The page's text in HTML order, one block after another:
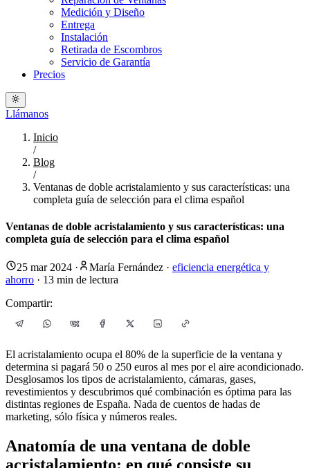
Medición y Diseño
Entrega
Instalación
Retirada de Escombros
Servicio de Garantía
Precios
Llámanos
Inicio
/
Blog
/
Ventanas de doble acristalamiento y sus características: una
completa guía de selección para el clima español
Ventanas de doble acristalamiento y sus características: una
completa guía de selección para el clima español
25 mar 2024 · María Fernández · eficiencia energética y
ahorro · 13 min de lectura
Compartir:
El acristalamiento ocupa el 80% de la superficie de la ventana y
determina si pagará 50 o 250 euros al mes por el aire acondicionado.
Desglosamos los tipos de acristalamiento, cámaras, gases,
revestimientos y descubrimos qué combinación es óptima para las
distintas regiones de España. Nada de cuentos de hadas de
marketing, sólo física y números reales.
Anatomía de una ventana de doble